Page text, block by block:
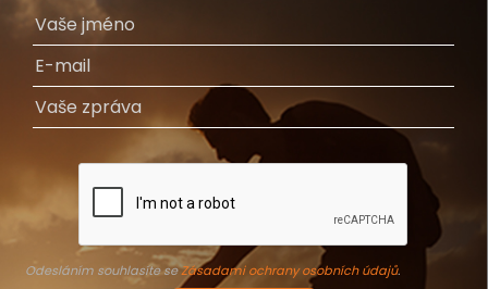
Odesláním souhlasíte seZásadami ochrany osobních údajů.